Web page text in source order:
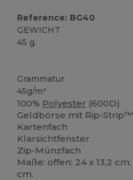
Reference: BG40
GEWICHT
45 g.
Grammatur
45g/m²
100% Polyester (600D)
Geldbörse mit Rip-
Kartenfach
Klarsichtfenster
Zip-Münzfach
Maße: offen: 24 x 13,2
cm.